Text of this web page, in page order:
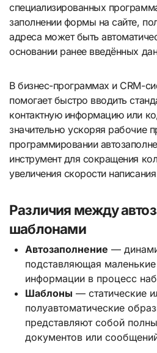
специализированных
заполнении формы на сайте,
адреса может быть
основании ранее введённых
В бизнес-программах и CRM-
помогает быстро вводить
контактную информацию или
значительно ускоряя рабочие
программировании
инструмент для сокращения
увеличения скорости
Различия между
шаблонами
Автозаполнение —
подставляющая
информации в процесс
Шаблоны — статические
полуавтоматические
представляют собой
документов или